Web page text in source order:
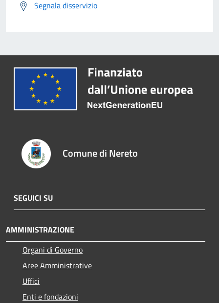
Segnala disservizio
Comune di Nereto
SEGUICI SU
AMMINISTRAZIONE
Organi di Governo
Aree Amministrative
Uffici
Enti e fondazioni